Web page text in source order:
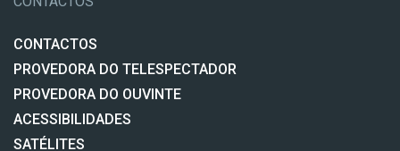
CONTACTOS
PROVEDORA DO TELESPECTADOR
PROVEDORA DO OUVINTE
ACESSIBILIDADES
SATÉLITES